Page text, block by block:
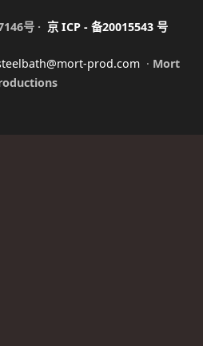
号 · 京ICP - 备20015543 号
prod.com · Mort